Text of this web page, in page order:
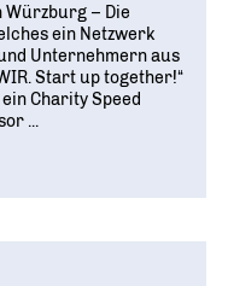
Würzburg – Die
ein Netzwerk
Unternehmern aus
Start up together!“
Charity Speed
...